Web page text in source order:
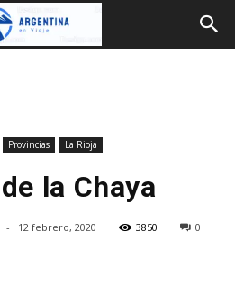
Provincias La Rioja
la Chaya
- 12 febrero, 2020 3850 0